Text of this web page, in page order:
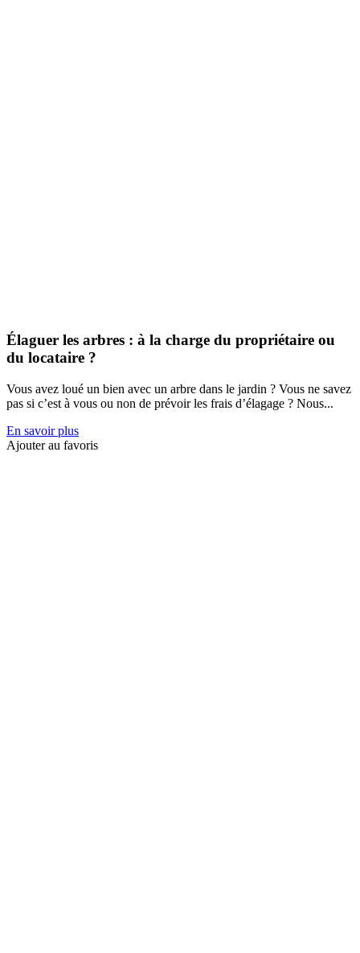
Élaguer les arbres : à la charge du propriétaire ou
du locataire ?
Vous avez loué un bien avec un arbre dans le jardin ? Vous ne savez
pas si c’est à vous ou non de prévoir les frais d’élagage ? Nous...
En savoir plus
Ajouter au favoris